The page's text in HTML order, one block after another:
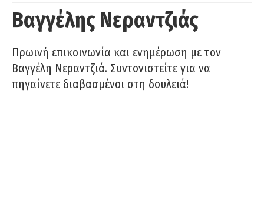
Βαγγέλης Νεραντζιάς
Πρωινή επικοινωνία και ενημέρωση με τον
Βαγγέλη Νεραντζιά. Συντονιστείτε για να
πηγαίνετε διαβασμένοι στη δουλειά!